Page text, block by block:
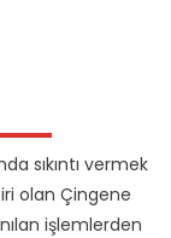
sıkıntı vermek
olan Çingene
işlemlerden